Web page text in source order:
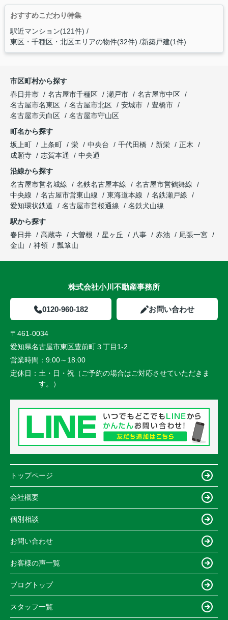
おすすめこだわり特集
駅近マンション(121件)
東区・千種区・北区エリアの物件(32件) 新築戸建(1件)
市区町村から探す
春日井市
名古屋市千種区 瀬戸市
名古屋市中区
名古屋市名東区
名古屋市北区 安城市
豊橋市
名古屋市天白区
名古屋市守山区
町名から探す
坂上町
上条町 栄 中央台 千代田橋 新栄
正木
成願寺
志賀本通
中央通
沿線から探す
名古屋市営名城線
名鉄名古屋本線
名古屋市営鶴舞線
中央線
名古屋市営東山線 東海道本線
名鉄瀬戸線
愛知環状鉄道
名古屋市営桜通線
名鉄犬山線
駅から探す
春日井
高蔵寺 大曽根 星ヶ丘 八事 赤池
尾張一宮
金山
神領 瓢箪山
株式会社小川不動産事務所
0120-960-182 お問い合わせ
〒461-0034
愛知県名古屋市東区豊前町３丁目1-2
営業時間： 9:00～18:00
定休日： 土・日・祝（ご予約の場合はご対応させていただきま
す。）
トップページ
会社概要
個別相談
お問い合わせ
お客様の声一覧
ブログトップ
スタッフ一覧